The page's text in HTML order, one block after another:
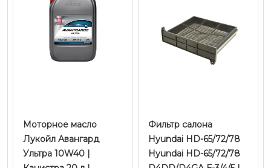
Моторное масло
Лукойл Авангард
Ультра 10W40 |
Фильтр салона
Hyundai HD-65/72/78
Hyundai HD-65/72/78